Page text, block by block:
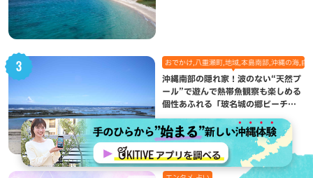
おでかけ,八重瀬町,地域,本島南部,沖縄の海,自
沖縄南部の隠れ家！波のない“天然プ
ール”で遊んで熱帯魚観察も楽しめる
個性あふれる「玻名城の郷ビーチ」